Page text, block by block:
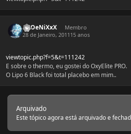
PhOeNiXxX
Membro
28 de Janeiro, 2011 15 anos
viewtopic.php?f=5&t=111242
E sobre o thermo, eu gostei do OxyElite PRO.
O Lipo 6 Black foi total placebo em mim..
Arquivado
Este tópico agora está arquivado e